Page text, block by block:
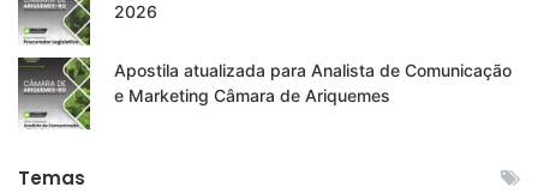
2026
Apostila atualizada para Analista de Comunicação
e Marketing Câmara de Ariquemes
Temas